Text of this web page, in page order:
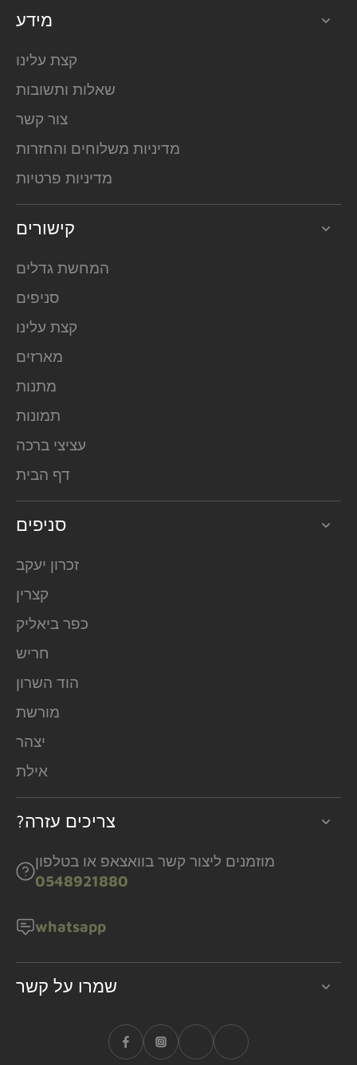
מידע
קצת עלינו
שאלות ותשובות
צור קשר
מדיניות משלוחים והחזרות
מדיניות פרטיות
קישורים
המחשת גדלים
סניפים
קצת עלינו
מארזים
מתנות
תמונות
עציצי ברכה
דף הבית
סניפים
זכרון יעקב
קצרין
כפר ביאליק
חריש
הוד השרון
מורשת
יצהר
אילת
?צריכים עזרה
מוזמנים ליצור קשר בוואצאפ או בטלפון
0548921880
whatsapp
שמרו על קשר